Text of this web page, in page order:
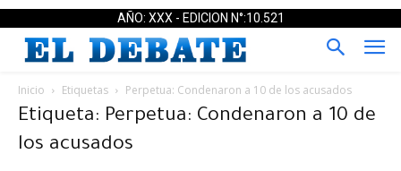
AÑO: XXX - EDICION N°:10.521
Inicio Etiquetas Perpetua: Condenaron a 10 de los acusados
Etiqueta: Perpetua: Condenaron a 10 de
los acusados